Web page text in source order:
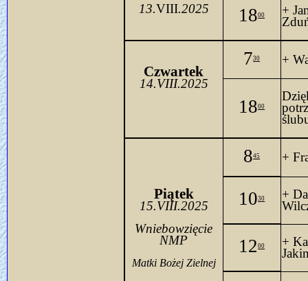
13.VIII.2025 1800
+
Czwartek
14.VIII.2025
730 +
1800
Piątek
15.VIII.2025
Wniebowzięcie
NMP
Matki Bożej Zielnej
845 +
1030
+
1200
+